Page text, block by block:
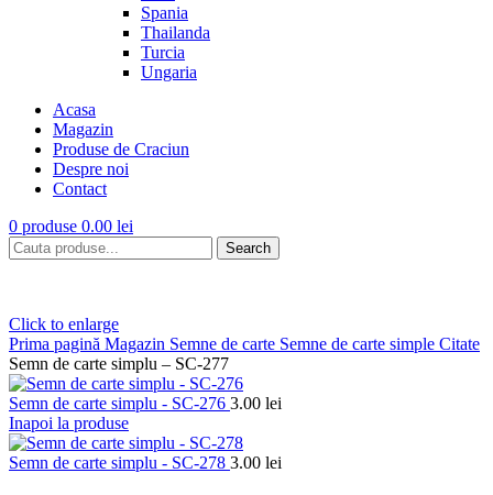
Spania
Thailanda
Turcia
Ungaria
Acasa
Magazin
Produse de Craciun
Despre noi
Contact
0 produse 0.00 lei
Search
Click to enlarge
Prima pagină Magazin Semne de carte Semne de carte simple Citate
Semn de carte simplu – SC-277
Semn de carte simplu - SC-276 3.00 lei
Inapoi la produse
Semn de carte simplu - SC-278 3.00 lei